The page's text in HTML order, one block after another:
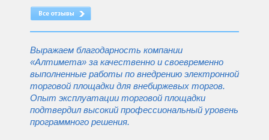
Выражаем благодарность компании
«Алтимета» за качественно и своевременно
выполненные работы по внедрению электронной
торговой площадки для внебиржевых торгов.
Опыт эксплуатации торговой площадки
подтвердил высокий профессиональный уровень
программного решения.